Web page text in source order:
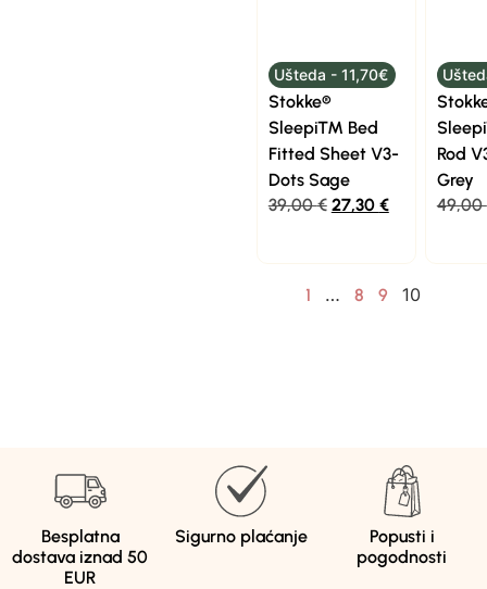
Ušteda - 11,70€
Stokke®
Sleepi™ Bed
Fitted Sheet V3-
Dots Sage
39,00€ 27,30 €
Rod
Grey
49,00
1 … 8 9 10
Besplatna
dostava iznad 50
EUR
Sigurno plaćanje
Popusti i
pogodnosti